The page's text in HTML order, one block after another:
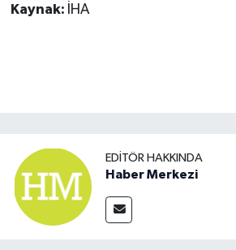
Kaynak: İHA
EDITÖR HAKKINDA
Haber Merkezi